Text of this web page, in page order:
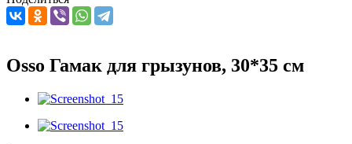
Osso Гамак для грызунов, 30*35 см